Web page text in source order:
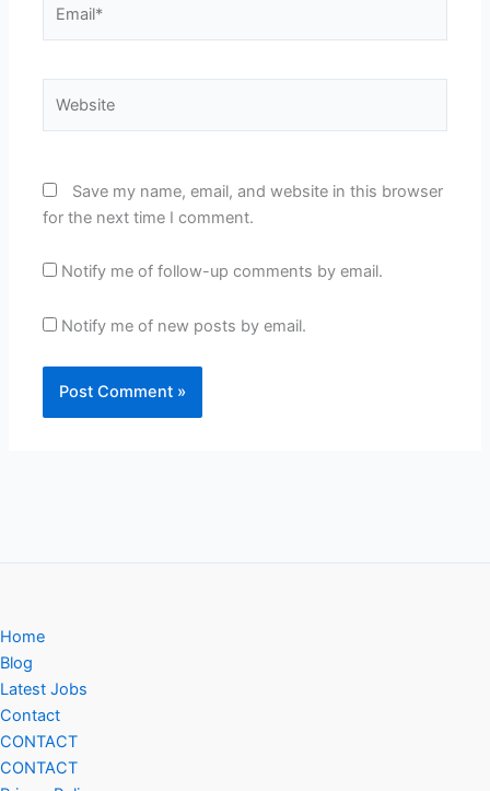
Save my name, email, and website in this browser
for the next time I comment.
Notify me of follow-up comments by email.
Notify me of new posts by email.
Home
Blog
Latest Jobs
Contact
CONTACT
CONTACT